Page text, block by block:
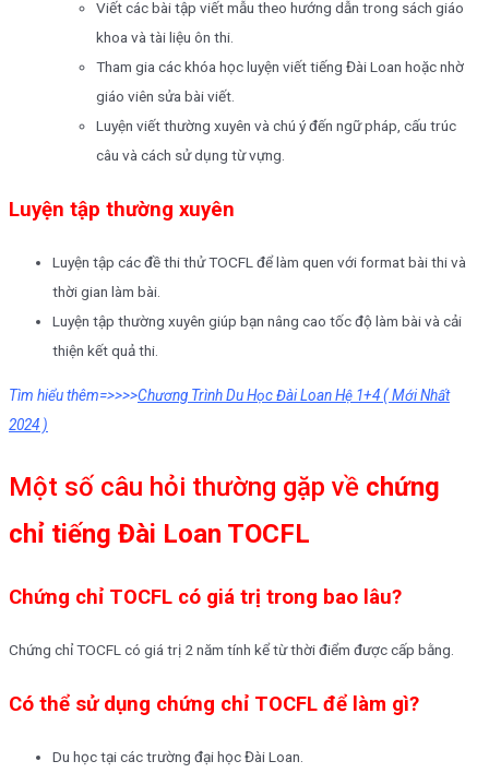
Viết các bài tập viết mẫu theo hướng dẫn trong sách giáo
khoa và tài liệu ôn thi.
Tham gia các khóa học luyện viết tiếng Đài Loan hoặc nhờ
giáo viên sửa bài viết.
Luyện viết thường xuyên và chú ý đến ngữ pháp, cấu trúc
câu và cách sử dụng từ vựng.
Luyện tập thường xuyên
Luyện tập các đề thi thử TOCFL để làm quen với format bài thi và
thời gian làm bài.
Luyện tập thường xuyên giúp bạn nâng cao tốc độ làm bài và cải
thiện kết quả thi.
Tìm hiểu thêm=>>>>Chương Trình Du Học Đài Loan Hệ 1+4 ( Mới Nhất
2024 )
Một số câu hỏi thường gặp về chứng
chỉ tiếng Đài Loan TOCFL
Chứng chỉ TOCFL có giá trị trong bao lâu?
Chứng chỉ TOCFL có giá trị 2 năm tính kể từ thời điểm được cấp bằng.
Có thể sử dụng chứng chỉ TOCFL để làm gì?
Du học tại các trường đại học Đài Loan.